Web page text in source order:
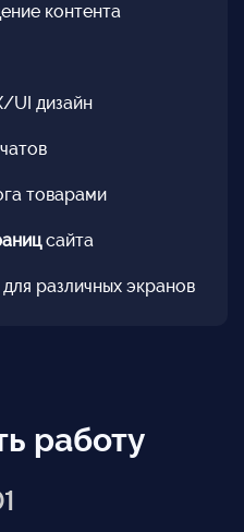
контента
UI дизайн
товарами
сайта
различных экранов
работу